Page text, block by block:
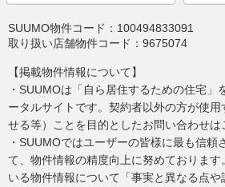
SUUMO物件コード： 100494833091
取り扱い店舗物件コード： 9675074
【掲載物件情報について】
・SUUMOは「自ら居住するための住宅」
ータルサイトです。契約者以外の方が使用
せる等）ことを目的としたお問い合わせは
・SUUMOではユーザーの皆様に最も信頼
て、物件情報の精度向上に努めております
いる物件情報について「事実と異なる点や